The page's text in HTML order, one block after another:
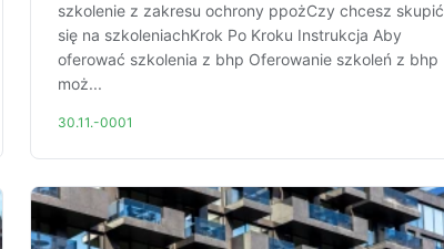
szkolenie z zakresu ochrony ppożCzy chcesz skupić
się na szkoleniachKrok Po Kroku Instrukcja Aby
oferować szkolenia z bhp Oferowanie szkoleń z bhp
moż...
30.11.-0001